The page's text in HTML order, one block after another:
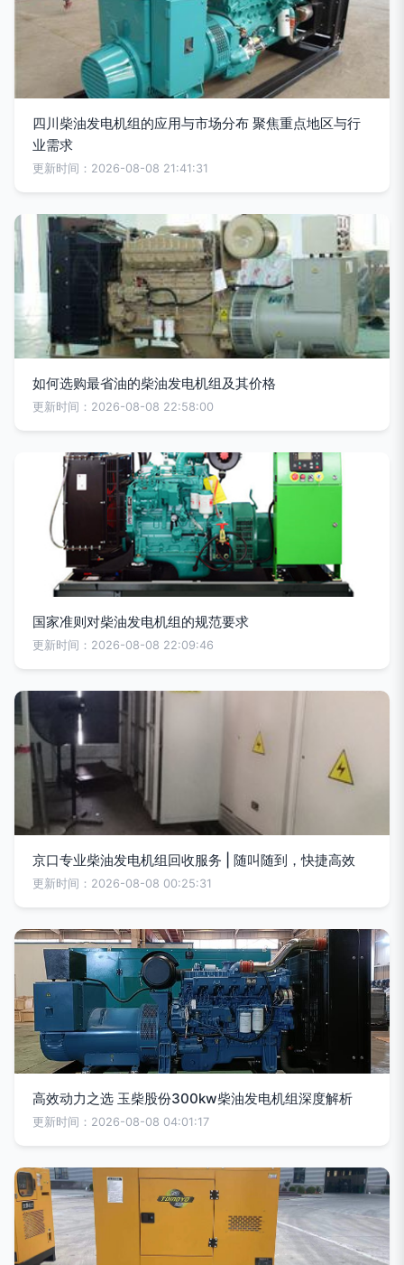
四川柴油发电机组的应用与市场分布 聚焦重点地区与行
业需求
更新时间：2026-08-08 21:41:31
如何选购最省油的柴油发电机组及其价格
更新时间：2026-08-08 22:58:00
国家准则对柴油发电机组的规范要求
更新时间：2026-08-08 22:09:46
京口专业柴油发电机组回收服务 | 随叫随到，快捷高效
更新时间：2026-08-08 00:25:31
高效动力之选 玉柴股份300kw柴油发电机组深度解析
更新时间：2026-08-08 04:01:17